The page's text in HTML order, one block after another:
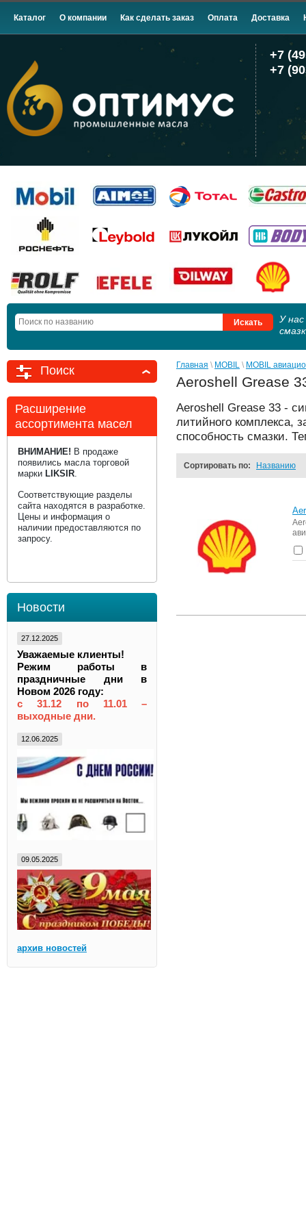
Каталог О компании Как сделать заказ Оплата Доставка
+7
+7
У
Поиск
Расширение
ассортимента масел
ВНИМАНИЕ! В продаже
появились масла торговой
марки LIKSIR.
Соответствующие разделы
сайта находятся в разработке.
Цены и информация о
наличии предоставляются по
запросу.
Новости
27.12.2025
Уважаемые клиенты!
Режим работы в
праздничные дни в
Новом 2026 году:
с 31.12 по 11.01 –
выходные дни.
12.06.2025
09.05.2025
архив новостей
Главная \ MOBIL \ MOBIL
Aeroshell Grease
Aeroshell Grease 33 -
литийного комплекса,
способность смазки.
Сортировать по: Названию